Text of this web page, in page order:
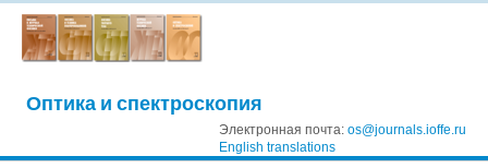
Оптика и спектроскопия
Электронная почта: os@journals.ioffe.ru
English translations